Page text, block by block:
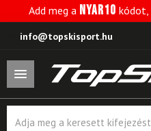
Add meg a NYAR10 kódot,
info@topskisport.hu
search